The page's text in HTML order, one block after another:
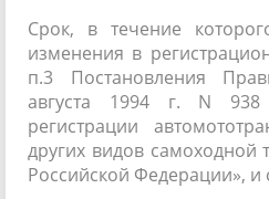
Срок, в течение
изменения в
п.3 Постановления
августа 1994 г. N 938
регистрации
других видов самоходной
Российской Федерации», и